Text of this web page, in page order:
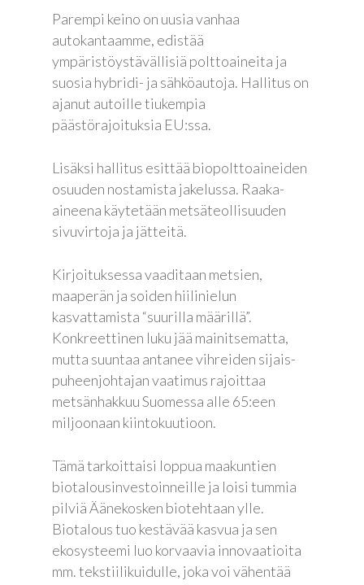
Parempi keino on uusia vanhaa
autokantaamme, edistää
ympäristöystävällisiä polttoaineita ja
suosia hybridi- ja sähköautoja. Hallitus on
ajanut autoille tiukempia
päästörajoituksia EU:ssa.
Lisäksi hallitus esittää biopolttoaineiden
osuuden nostamista jakelussa. Raaka-
aineena käytetään metsäteollisuuden
sivuvirtoja ja jätteitä.
Kirjoituksessa vaaditaan metsien,
maaperän ja soiden hiilinielun
kasvattamista “suurilla määrillä”.
Konkreettinen luku jää mainitsematta,
mutta suuntaa antanee vihreiden sijais-
puheenjohtajan vaatimus rajoittaa
metsänhakkuu Suomessa alle 65:een
miljoonaan kiintokuutioon.
Tämä tarkoittaisi loppua maakuntien
biotalousinvestoinneille ja loisi tummia
pilviä Äänekosken biotehtaan ylle.
Biotalous tuo kestävää kasvua ja sen
ekosysteemi luo korvaavia innovaatioita
mm. tekstiilikuidulle, joka voi vähentää